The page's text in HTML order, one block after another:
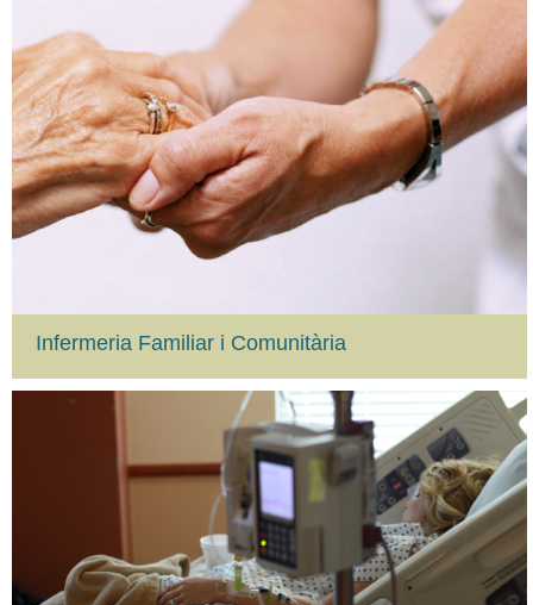
Infermeria Familiar i Comunitària